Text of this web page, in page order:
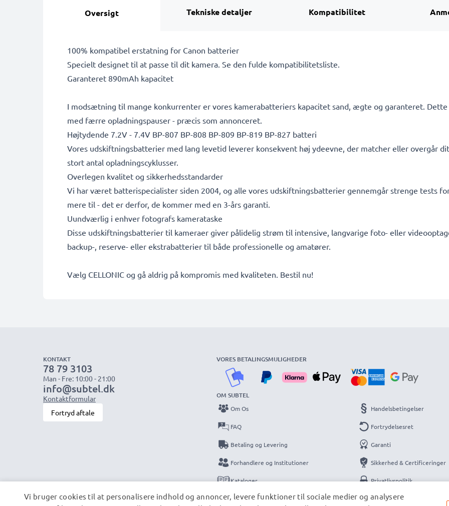
Oversigt Tekniske detaljer Kompatibilitet
100% kompatibel erstatning for Canon batterier
Specielt designet til at passe til dit kamera. Se den fulde kompatibilitetsliste.
Garanteret 890mAh kapacitet
I modsætning til mange konkurrenter er vores kamerabatteriers kapacitet sand, ægte og garanteret.
med færre opladningspauser - præcis som annonceret.
Højtydende 7.2V - 7.4V BP-807 BP-808 BP-809 BP-819 BP-827 batteri
Vores udskiftningsbatterier med lang levetid leverer konsekvent høj ydeevne, der matcher eller overgår
stort antal opladningscyklusser.
Overlegen kvalitet og sikkerhedsstandarder
Vi har været batterispecialister siden 2004, og alle vores udskiftningsbatterier gennemgår strenge tests
mere til - det er derfor, de kommer med en 3-års garanti.
Uundværlig i enhver fotografs kamerataske
Disse udskiftningsbatterier til kameraer giver pålidelig strøm til intensive, langvarige foto- eller
backup-, reserve- eller ekstrabatterier til både professionelle og amatører.
Vælg CELLONIC og gå aldrig på kompromis med kvaliteten. Bestil nu!
KONTAKT
78 79 3103
Man - Fre: 10:00 - 21:00
info@subtel.dk
Kontaktformular
Fortryd aftale
VORES BETALINGSMULIGHEDER
OM SUBTEL
Om Os
FAQ
Betaling og Levering
Forhandlere og Institutioner
Kataloger
Kontakt
Handelsbetingelser
Fortrydelsesret
Garanti
Sikkerhed & Certificeringer
Privatlivspolitik
Information
Vi bruger cookies til at personalisere indhold og annoncer, levere funktioner til sociale medier og analysere